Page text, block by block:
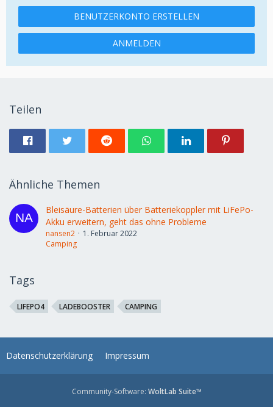
BENUTZERKONTO ERSTELLEN
ANMELDEN
Teilen
Ähnliche Themen
Bleisäure-Batterien über Batteriekoppler mit LiFePo-
Akku erweitern, geht das ohne Probleme
nansen2
1. Februar 2022
Camping
Tags
LIFEPO4 LADEBOOSTER CAMPING
Datenschutzerklärung Impressum
Community-Software: WoltLab Suite™